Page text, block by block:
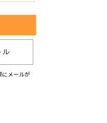
ル
メールが